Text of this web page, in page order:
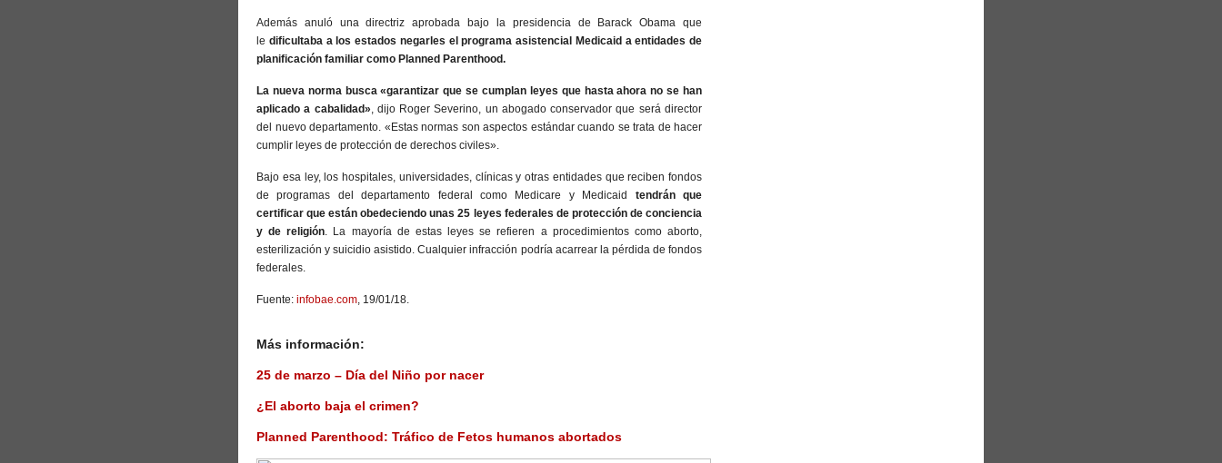
Además anuló una directriz aprobada bajo la presidencia de Barack Obama que
le dificultaba a los estados negarles el programa asistencial Medicaid a entidades de
planificación familiar como Planned Parenthood.
La nueva norma busca «garantizar que se cumplan leyes que hasta ahora no se han
aplicado a cabalidad» , dijo Roger Severino, un abogado conservador que será director
del nuevo departamento. «Estas normas son aspectos estándar cuando se trata de hacer
cumplir leyes de protección de derechos civiles».
Bajo esa ley, los hospitales, universidades, clínicas y otras entidades que reciben fondos
de programas del departamento federal como Medicare y Medicaid tendrán que
certificar que están obedeciendo unas 25 leyes federales de protección de conciencia
y de religión . La mayoría de estas leyes se refieren a procedimientos como aborto,
esterilización y suicidio asistido. Cualquier infracción podría acarrear la pérdida de fondos
federales.
Fuente: infobae.com , 19/01/18.
Más información:
25 de marzo – Día del Niño por nacer
¿El aborto baja el crimen?
Planned Parenthood: Tráfico de Fetos humanos abortados